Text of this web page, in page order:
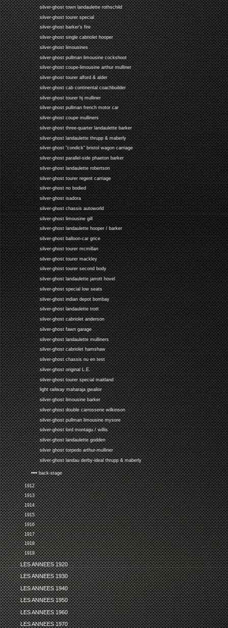
silver-ghost town landaulette rothschild
silver-ghost tourer special
silver-ghost barker's fire
silver-ghost single cabriolet hooper
silver-ghost limousines
silver-ghost pullman limousine cockshoot
silver-ghost coupe-limousine arthur mulliner
silver-ghost tourer alford & alder
silver-ghost cab continental coachbuilder
silver-ghost tourer hj mulliner
silver-ghost pullman french motor car
silver-ghost coupe mulliners
silver-ghost three-quarter landaulette barker
silver-ghost landaulette thrupp & maberly
silver-ghost "condick" bristol wagon carriage
silver-ghost parallel-side phaeton barker
silver-ghost landaulette robertson
silver-ghost tourer regent carriage
silver-ghost no bodied
silver-ghost isadora
silver-ghost chassis autoworld
silver-ghost limousine gill
silver-ghost landaulette hooper / barker
silver-ghost balloon-car grice
silver-ghost tourer mcmillan
silver-ghost tourer mackley
silver-ghost tourer second body
silver-ghost landaulette jarrott hovel
silver-ghost special low seats
silver-ghost indian depot bombay
silver-ghost landaulette trott
silver-ghost cabriolet anderson
silver-ghost fawn garage
silver-ghost landaulette mulliners
silver-ghost cabriolet hamshaw
silver-ghost chassis nu en test
silver-ghost original L.E.
silver-ghost tourer special maitland
light railway maharaja gwalior
silver-ghost limousine barker
silver-ghost double carrosserie wilkinson
silver-ghost pullman limousine mysore
silver-ghost lord montagu / willis
silver-ghost landaulette godden
silver ghost torpedo arthur-mulliner
silver-ghost landau derby-ideal thrupp & maberly
•••• back-stage
1912
1913
1914
1915
1916
1917
1918
1919
LES ANNEES 1920
LES ANNEES 1930
LES ANNEES 1940
LES ANNEES 1950
LES ANNEES 1960
LES ANNEES 1970